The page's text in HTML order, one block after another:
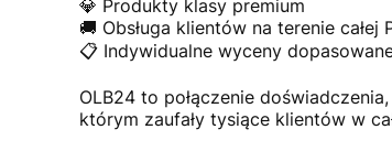
💎 Produkty klasy premium
🚚 Obsługa klientów na terenie całej
📋 Indywidualne wyceny
OLB24 to połączenie
którym zaufały tysiące klientów w